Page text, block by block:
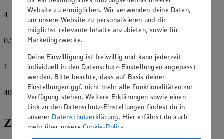
4
Lorbeerblätter
0,5
Liter
1 Tasse
Weißwein, trocken
400
Kaninchen
Zubereitung
Website zu ermöglichen. Wir verwenden deine Daten,
um unsere Website zu personalisieren und dir
möglichst relevante Inhalte anzubieten, sowie für
Marketingzwecke.
Deine Einwilligung ist freiwillig und kann jederzeit
individuell in den Datenschutz-Einstellungen angepasst
werden. Bitte beachte, dass auf Basis deiner
Einstellungen ggf. nicht mehr alle Funktionalitäten zur
Verfügung stehen. Weitere Erklärungen sowie einen
Link zu den Datenschutz-Einstellungen findest du in
unserer Datenschutzerklärung. Hier erfährst du auch
mehr über unsereCookie-Policy.